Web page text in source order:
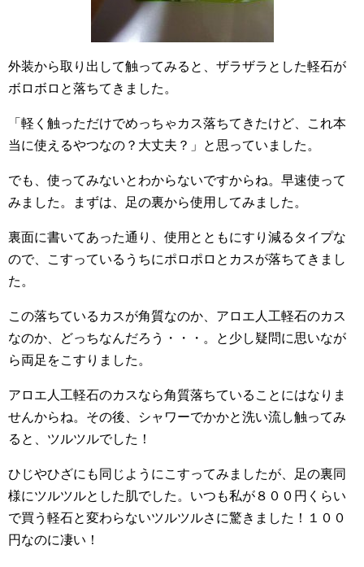
外装から取り出して触ってみると、ザラザラとした軽石が
ボロボロと落ちてきました。
「軽く触っただけでめっちゃカス落ちてきたけど、これ本
当に使えるやつなの？大丈夫？」と思っていました。
でも、使ってみないとわからないですからね。早速使って
みました。まずは、足の裏から使用してみました。
裏面に書いてあった通り、使用とともにすり減るタイプな
ので、こすっているうちにポロポロとカスが落ちてきまし
た。
この落ちているカスが角質なのか、アロエ人工軽石のカス
なのか、どっちなんだろう・・・。と少し疑問に思いなが
ら両足をこすりました。
アロエ人工軽石のカスなら角質落ちていることにはなりま
せんからね。その後、シャワーでかかと洗い流し触ってみ
ると、ツルツルでした！
ひじやひざにも同じようにこすってみましたが、足の裏同
様にツルツルとした肌でした。いつも私が８００円くらい
で買う軽石と変わらないツルツルさに驚きました！１００
円なのに凄い！